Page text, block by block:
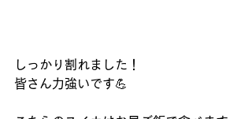
しっかり割れました！
皆さん力強いです💪